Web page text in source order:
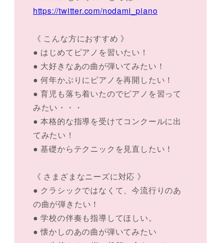
https://twitter.com/nodami_piano
《 こんな方におすすめ 》
● はじめてピアノを習いたい！
● 大好きなあの曲が弾いてみたい！
● 何年かぶりにピアノを再開したい！
● 育児も落ち着いたのでピアノを習って
みたい・・・
● 本格的な指導を受けてコンクールに出
てみたい！
● 基礎からテクニックを見直したい！
《 さまざまなニーズに対応 》
● クラシックではなくて、今流行りのあ
の曲が弾きたい！
● 学校の伴奏も指導してほしい。
● 懐かしのあの曲が弾いてみたい